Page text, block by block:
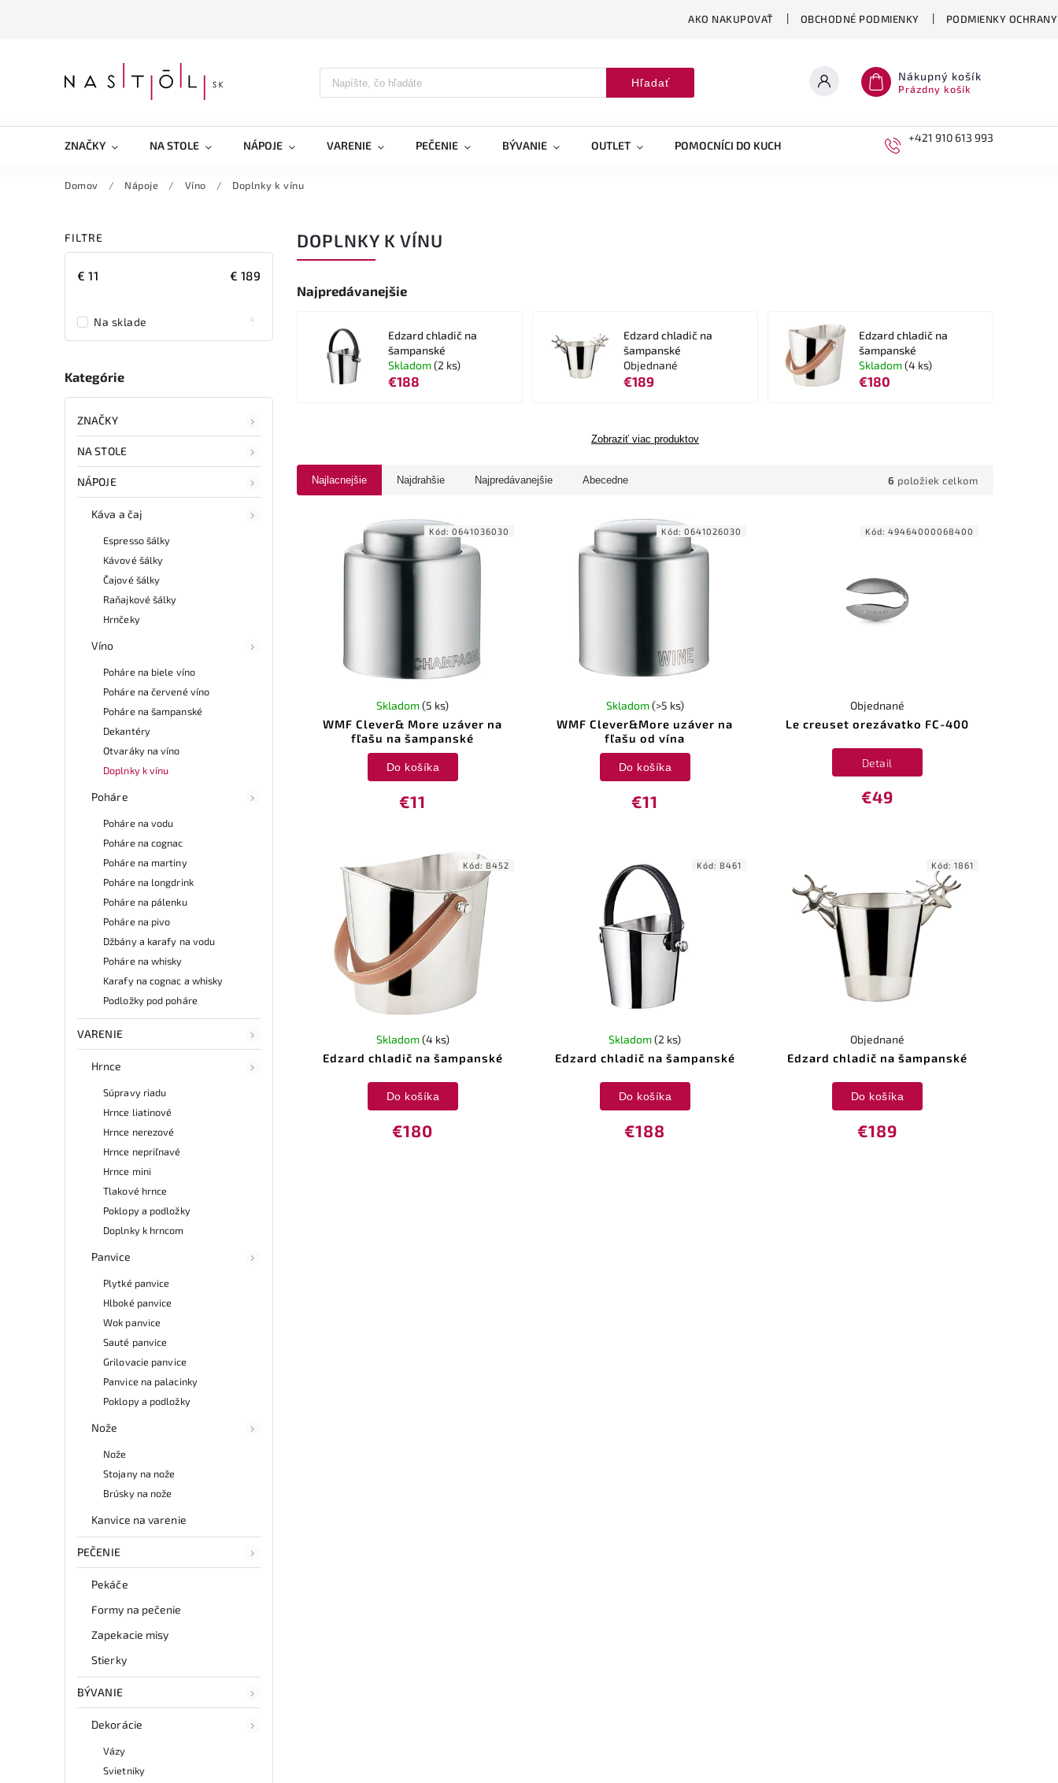
AKO NAKUPOVAŤ OBCHODNÉ PODMIENKY PODMIENKY
Hľadať Nákupný košík
Prázdny košík
ZNAČKY NA STOLE NÁPOJE VARENIE PEČENIE BÝVANIE OUTLET POMOCNÍCI DO KUCHYNE
+421 910 613 993
Domov / Nápoje / Víno / Doplnky k vínu
FILTRE
€ 11 € 189
Na sklade 4
Kategórie
ZNAČKY
NA STOLE
NÁPOJE
Káva a čaj
Espresso šálky
Kávové šálky
Čajové šálky
Raňajkové šálky
Hrnčeky
Víno
Poháre na biele víno
Poháre na červené víno
Poháre na šampanské
Dekantéry
Otvaráky na víno
Doplnky k vínu
Poháre
Poháre na vodu
Poháre na cognac
Poháre na martiny
Poháre na longdrink
Poháre na pálenku
Poháre na pivo
Džbány a karafy na vodu
Poháre na whisky
Karafy na cognac a whisky
Podložky pod poháre
VARENIE
Hrnce
Súpravy riadu
Hrnce liatinové
Hrnce nerezové
Hrnce nepriľnavé
Hrnce mini
Tlakové hrnce
Poklopy a podložky
Doplnky k hrncom
Panvice
Plytké panvice
Hlboké panvice
Wok panvice
Sauté panvice
Grilovacie panvice
Panvice na palacinky
Poklopy a podložky
Nože
Nože
Stojany na nože
Brúsky na nože
Kanvice na varenie
PEČENIE
Pekáče
Formy na pečenie
Zapekacie misy
Stierky
BÝVANIE
Dekorácie
Vázy
Svietniky
DOPLNKY K VÍNU
Najpredávanejšie
Edzard chladič na
šampanské
Skladom(2 ks)
€188
Edzard chladič na
šampanské
Objednané
€189
Edzard chladič na
šampanské
Skladom(4 ks)
€180
Zobraziť viac produktov
Najlacnejšie Najdrahšie Najpredávanejšie Abecedne 6 položiek celkom
WMF Clever& More uzáver na
fľašu na šampanské
Skladom(5 ks)
€11
Do košíka
Kód:0641036030
WMF Clever&More uzáver na
fľašu od vína
Skladom(>5 ks)
€11
Do košíka
Kód:0641026030
Le creuset orezávatko FC-400
Objednané
€49
Detail
Kód:49464000068400
Edzard chladič na šampanské
Skladom(4 ks)
€180
Do košíka
Kód:8452
Edzard chladič na šampanské
Skladom(2 ks)
€188
Do košíka
Kód:8461
Edzard chladič na šampanské
Objednané
€189
Do košíka
Kód:1861